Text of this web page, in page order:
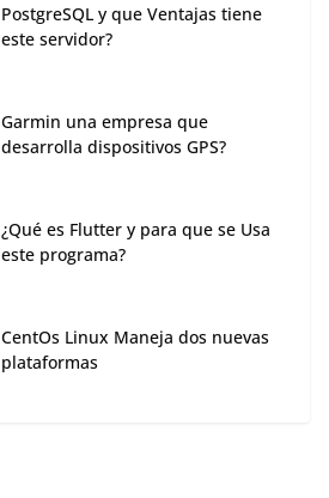
PostgreSQL y que Ventajas tiene
este servidor?
Garmin una empresa que
desarrolla dispositivos GPS?
¿Qué es Flutter y para que se Usa
este programa?
CentOs Linux Maneja dos nuevas
plataformas